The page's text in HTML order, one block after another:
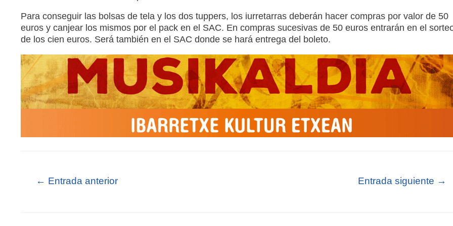
Para conseguir las bolsas de tela y los dos tuppers, los iurretarras deberán hacer compras por valor de 50
euros y canjear los mismos por el pack en el SAC. En compras sucesivas de 50 euros entrarán en el
de los cien euros. Será también en el SAC donde se hará entrega del boleto.
← Entrada anterior Entrada siguiente →